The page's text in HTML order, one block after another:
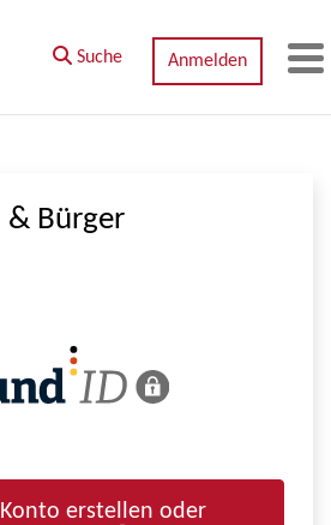
Suche Anmelden
& Bürger
erstellen oder